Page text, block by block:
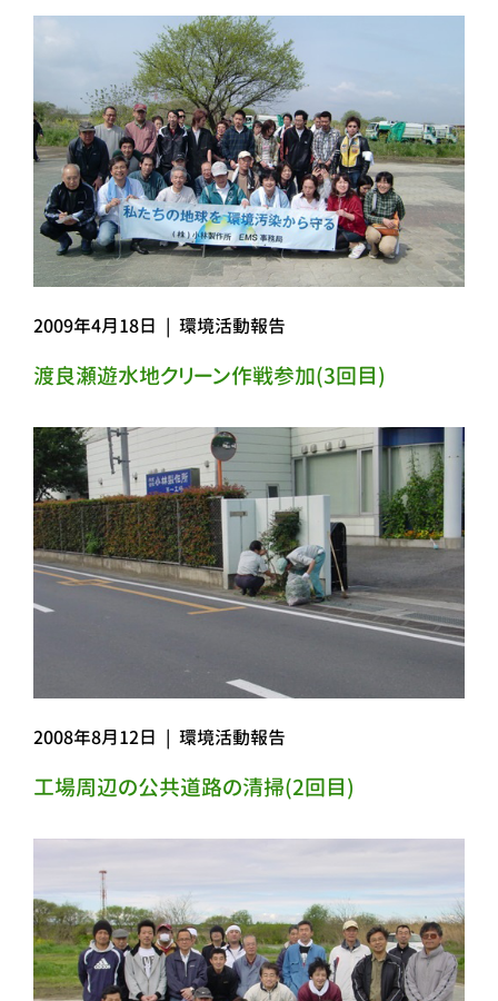
2009年4月18日 | 環境活動報告
渡良瀬遊水地クリーン作戦参加(3回目)
2008年8月12日 | 環境活動報告
工場周辺の公共道路の清掃(2回目)